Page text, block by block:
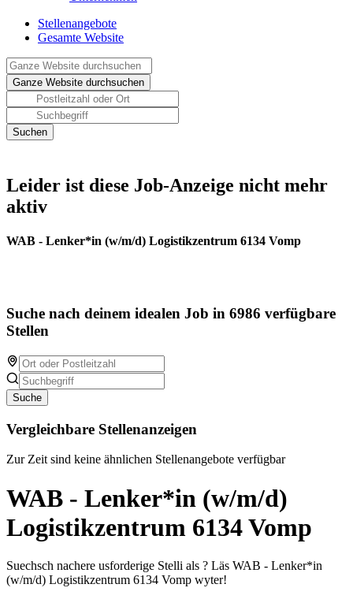
Stellenangebote
Gesamte Website
Leider ist diese Job-Anzeige nicht mehr
aktiv
WAB - Lenker*in (w/m/d) Logistikzentrum 6134 Vomp
Suche nach deinem idealen Job in 6986 verfügbare
Stellen
Suche
Vergleichbare Stellenanzeigen
Zur Zeit sind keine ähnlichen Stellenangebote verfügbar
WAB - Lenker*in (w/m/d)
Logistikzentrum 6134 Vomp
Suechsch nachere usforderige Stelli als ? Läs WAB - Lenker*in
(w/m/d) Logistikzentrum 6134 Vomp wyter!